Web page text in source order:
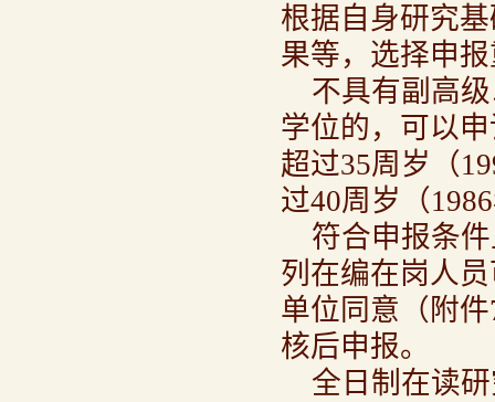
根据自身研究
果等，选择申
不具有副高
学位的，可以
超过35周岁（
过40周岁（
符合申报条
列在编在岗人
单位同意（附
核后申报。
全日制在读